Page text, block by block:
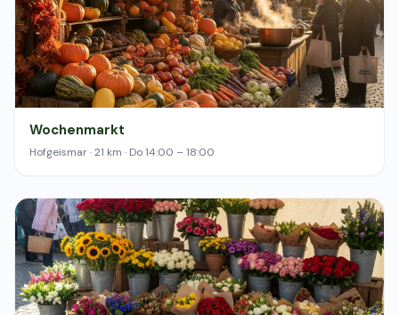
Wochenmarkt
Hofgeismar · 21 km · Do 14:00 – 18:00